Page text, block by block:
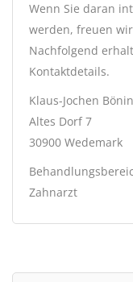
Wenn Sie daran
werden, freuen
Nachfolgend
Kontaktdetails.
Klaus-Jochen
Altes Dorf 7
30900 Wedemark
Zahnarzt